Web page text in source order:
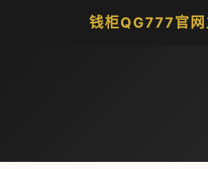
钱柜QG777官网